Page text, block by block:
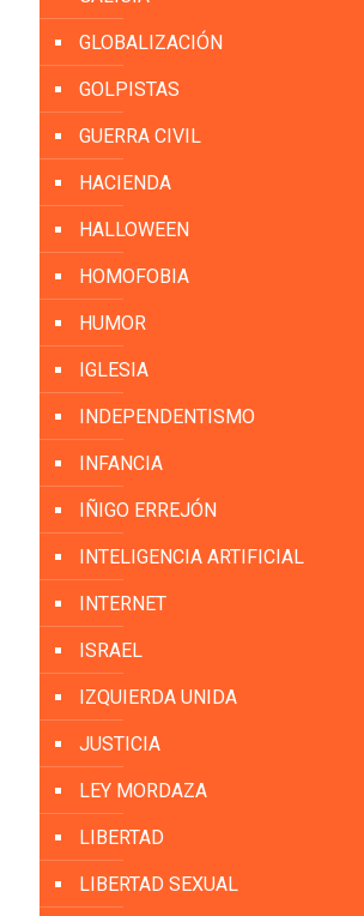
GLOBALIZACIÓN
GOLPISTAS
GUERRA CIVIL
HACIENDA
HALLOWEEN
HOMOFOBIA
HUMOR
IGLESIA
INDEPENDENTISMO
INFANCIA
IÑIGO ERREJÓN
INTELIGENCIA ARTIFICIAL
INTERNET
ISRAEL
IZQUIERDA UNIDA
JUSTICIA
LEY MORDAZA
LIBERTAD
LIBERTAD SEXUAL